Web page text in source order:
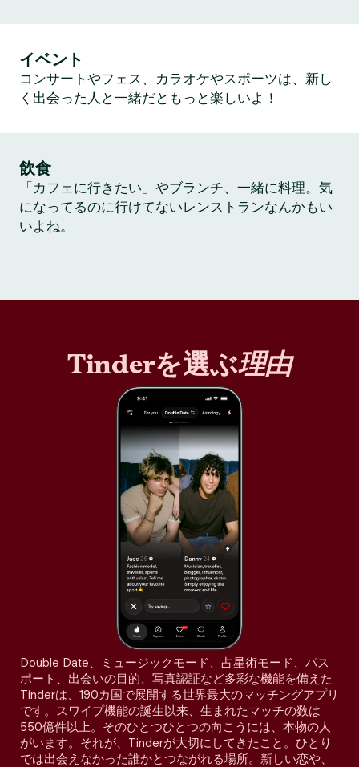
イベント
コンサートやフェス、カラオケやスポーツは、新し
く出会った人と一緒だともっと楽しいよ！
飲食
「カフェに行きたい」やブランチ、一緒に料理。気
になってるのに行けてないレンストランなんかもい
いよね。
Tinderを選ぶ理由
Double Date、ミュージックモード、占星術モード、パス
ポート、出会いの目的、写真認証など多彩な機能を備えた
Tinderは、190カ国で展開する世界最大のマッチングアプリ
です。スワイプ機能の誕生以来、生まれたマッチの数は
550億件以上。そのひとつひとつの向こうには、本物の人
がいます。それが、Tinderが大切にしてきたこと。ひとり
では出会えなかった誰かとつながれる場所。新しい恋や、